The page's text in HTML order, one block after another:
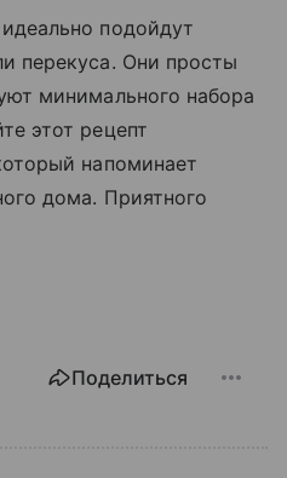
подойдут
перекуса. Они просты
минимального набора
этот рецепт
напоминает
дома. Приятного
Поделиться